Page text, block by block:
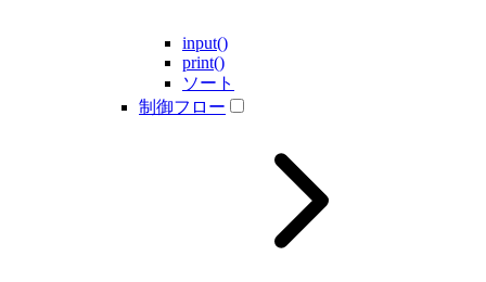
input()
print()
ソート
制御フロー